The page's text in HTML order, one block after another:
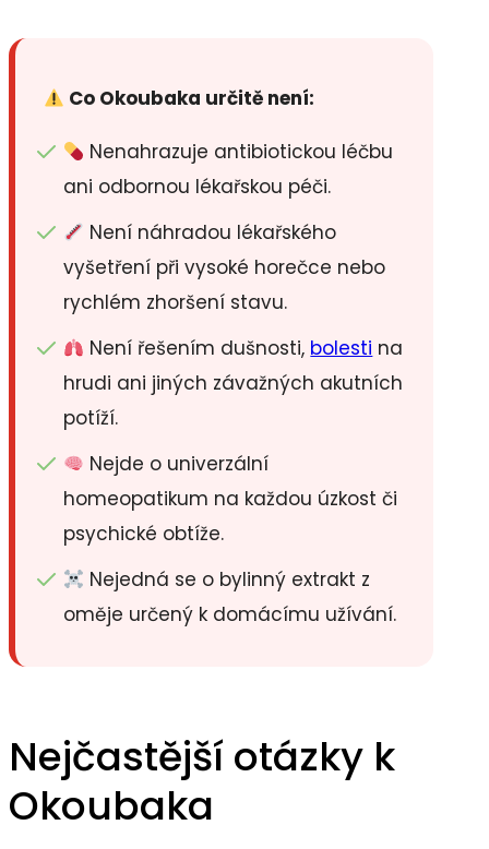
Co Okoubaka určitě není:
Nenahrazuje antibiotickou léčbu
ani odbornou lékařskou péči.
Není náhradou lékařského
vyšetření při vysoké horečce nebo
rychlém zhoršení stavu.
Není řešením dušnosti, bolesti na
hrudi ani jiných závažných akutních
potíží.
Nejde o univerzální
homeopatikum na každou úzkost či
psychické obtíže.
Nejedná se o bylinný extrakt z
oměje určený k domácímu užívání.
Nejčastější otázky k
Okoubaka